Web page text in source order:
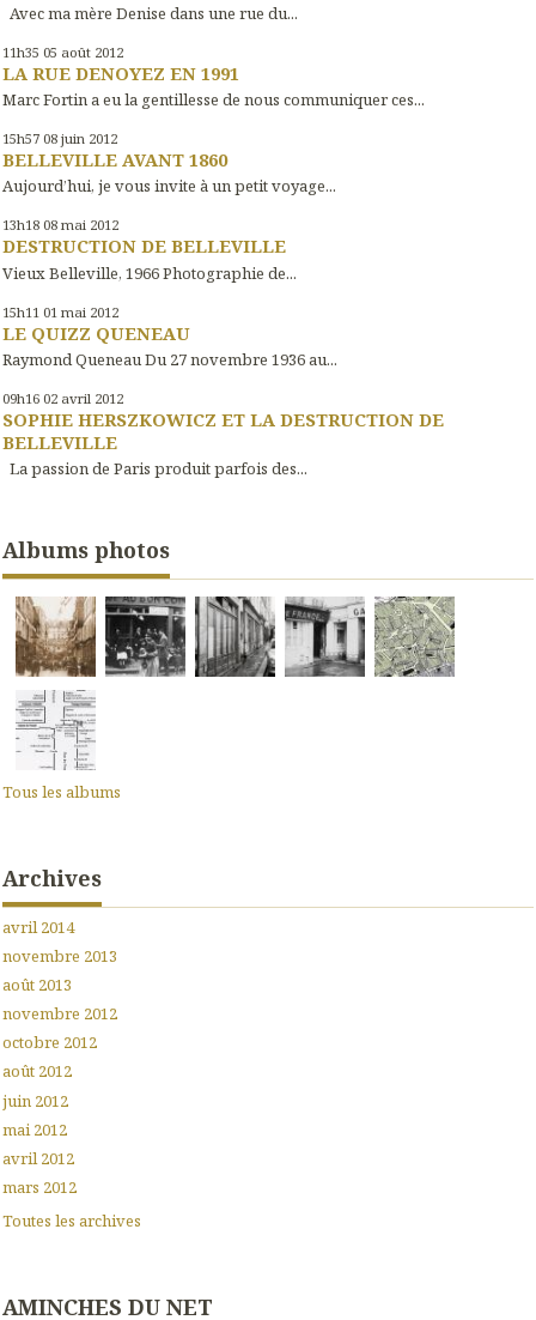
Avec ma mère Denise dans une rue du...
11h35 05 août 2012
LA RUE DENOYEZ EN 1991
Marc Fortin a eu la gentillesse de nous communiquer ces...
15h57 08 juin 2012
BELLEVILLE AVANT 1860
Aujourd’hui, je vous invite à un petit voyage...
13h18 08 mai 2012
DESTRUCTION DE BELLEVILLE
Vieux Belleville, 1966 Photographie de...
15h11 01 mai 2012
LE QUIZZ QUENEAU
Raymond Queneau Du 27 novembre 1936 au...
09h16 02 avril 2012
SOPHIE HERSZKOWICZ ET LA DESTRUCTION DE
BELLEVILLE
La passion de Paris produit parfois des...
Albums photos
Tous les albums
Archives
avril 2014
novembre 2013
août 2013
novembre 2012
octobre 2012
août 2012
juin 2012
mai 2012
avril 2012
mars 2012
Toutes les archives
AMINCHES DU NET